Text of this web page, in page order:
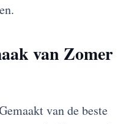
van Zomer
van de beste